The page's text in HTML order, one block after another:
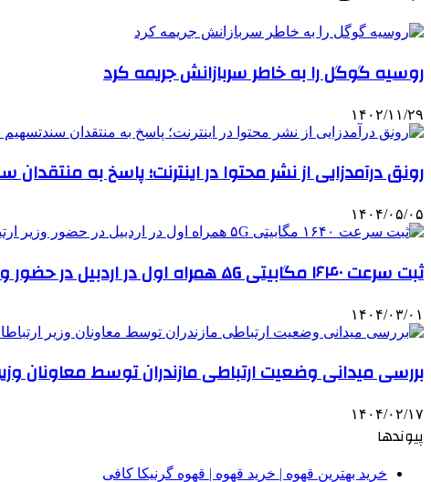
روسیه گوگل را به خاطر سربازانش جریمه کرد
۱۴۰۲/۱۱/۲۹
رونق درآمدزایی از نشر محتوا در اینترنت؛ پاسخ به
۱۴۰۴/۰۵/۰۵
ثبت سرعت ۱۶۴۰ مگابیتی ۵G همراه اول در اردبیل در حضور وزیر ارتباطات
۱۴۰۴/۰۳/۰۱
بررسی میدانی وضعیت ارتباطی مازندران توسط معاونان
۱۴۰۴/۰۲/۱۷
پیوندها
خرید بهترین قهوه | خرید قهوه | قهوه گرنیکا کافی